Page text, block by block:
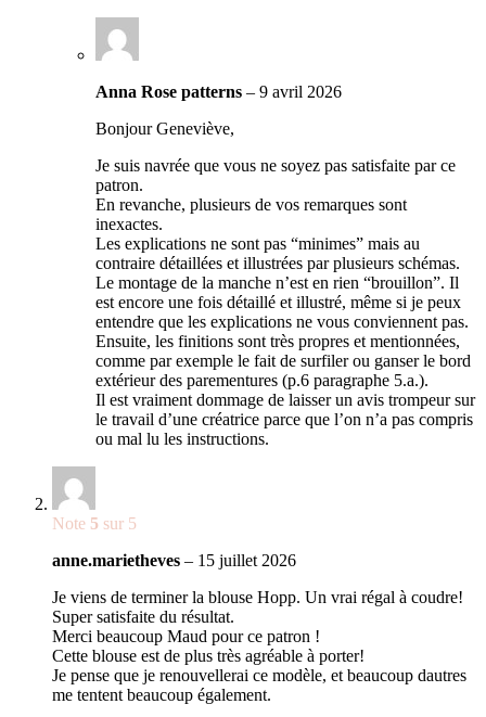
Anna Rose patterns – 9 avril 2026
Bonjour Geneviève,
Je suis navrée que vous ne soyez pas satisfaite par ce
patron.
En revanche, plusieurs de vos remarques sont
inexactes.
Les explications ne sont pas “minimes” mais au
contraire détaillées et illustrées par plusieurs schémas.
Le montage de la manche n’est en rien “brouillon”. Il
est encore une fois détaillé et illustré, même si je peux
entendre que les explications ne vous conviennent pas.
Ensuite, les finitions sont très propres et mentionnées,
comme par exemple le fait de surfiler ou ganser le bord
extérieur des parementures (p.6 paragraphe 5.a.).
Il est vraiment dommage de laisser un avis trompeur sur
le travail d’une créatrice parce que l’on n’a pas compris
ou mal lu les instructions.
Note 5 sur 5
anne.marietheves – 15 juillet 2026
Je viens de terminer la blouse Hopp. Un vrai régal à coudre!
Super satisfaite du résultat.
Merci beaucoup Maud pour ce patron !
Cette blouse est de plus très agréable à porter!
Je pense que je renouvellerai ce modèle, et beaucoup dautres
me tentent beaucoup également.